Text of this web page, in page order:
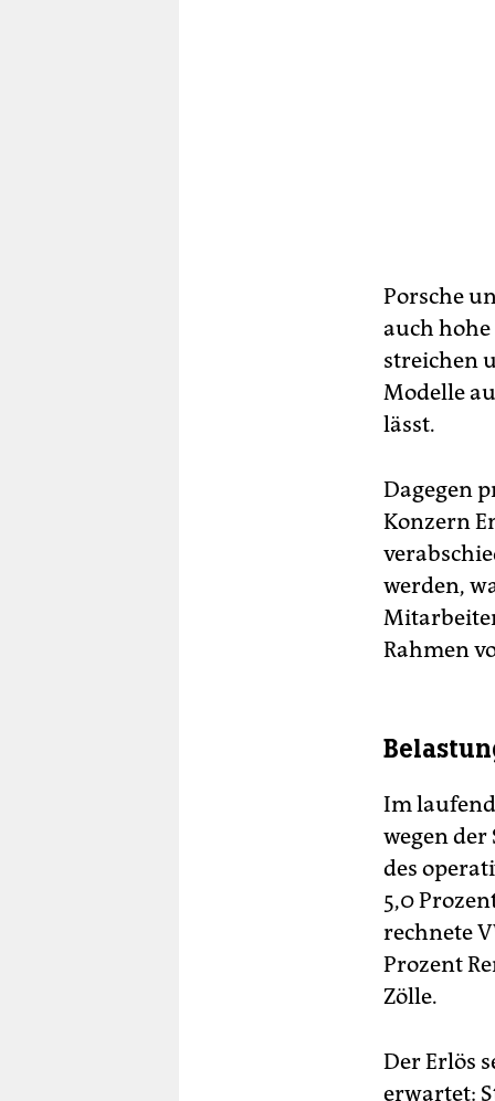
Porsche
auch
streichen
Modelle
lässt.
Dagegen
Konzern
werden,
Rahmen
Im
wegen
des
5,0
rechnete
Prozent
Zölle.
Der Erlös
erwartet: